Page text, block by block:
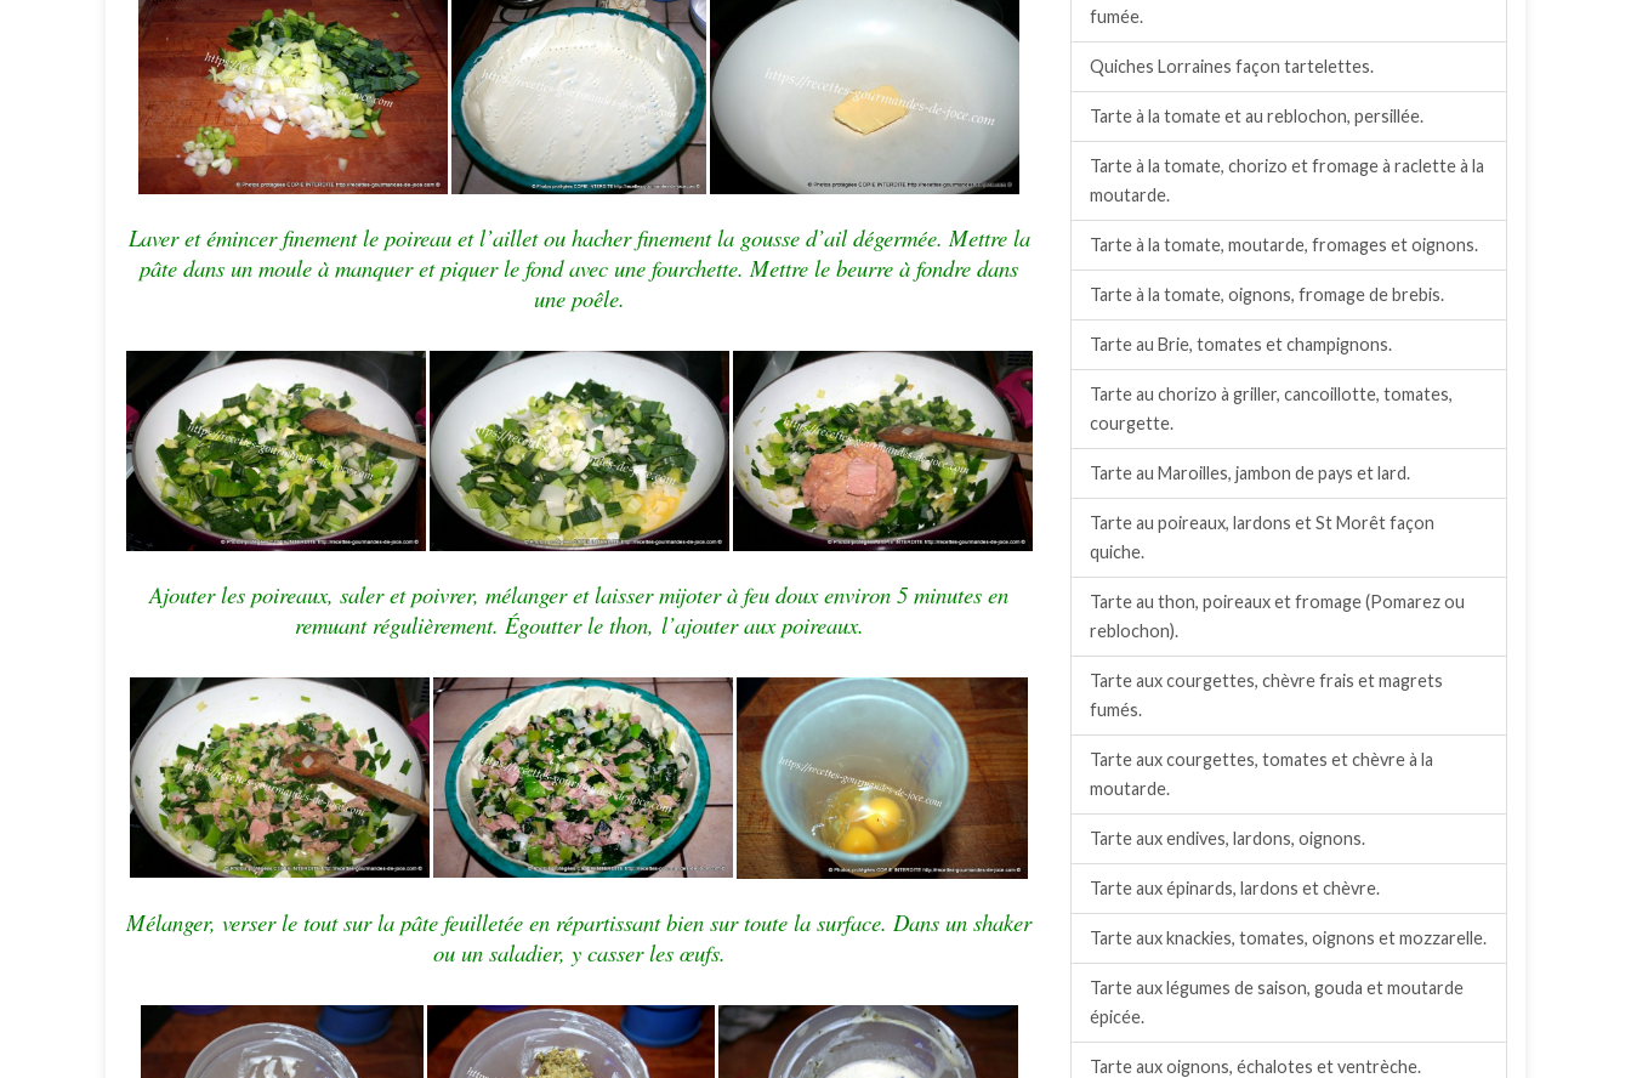
Laver et émincer finement le poireau et l’aillet ou hacher finement la gousse d’ail dégermée. Mettre la
pâte dans un moule à manquer et piquer le fond avec une fourchette. Mettre le beurre à fondre dans
une poêle.
Ajouter les poireaux, saler et poivrer, mélanger et laisser mijoter à feu doux environ 5 minutes en
remuant régulièrement. Égoutter le thon, l’ajouter aux poireaux.
Mélanger, verser le tout sur la pâte feuilletée en répartissant bien sur toute la surface. Dans un shaker
ou un saladier, y casser les œufs.
fumée.
Quiches Lorraines façon tartelettes.
Tarte à la tomate et au reblochon, persillée.
Tarte à la tomate, chorizo et fromage à raclette à la
moutarde.
Tarte à la tomate, moutarde, fromages et oignons.
Tarte à la tomate, oignons, fromage de brebis.
Tarte au Brie, tomates et champignons.
Tarte au chorizo à griller, cancoillotte, tomates,
courgette.
Tarte au Maroilles, jambon de pays et lard.
Tarte au poireaux, lardons et St Morêt façon
quiche.
Tarte au thon, poireaux et fromage (Pomarez ou
reblochon).
Tarte aux courgettes, chèvre frais et magrets
fumés.
Tarte aux courgettes, tomates et chèvre à la
moutarde.
Tarte aux endives, lardons, oignons.
Tarte aux épinards, lardons et chèvre.
Tarte aux knackies, tomates, oignons et mozzarelle.
Tarte aux légumes de saison, gouda et moutarde
épicée.
Tarte aux oignons, échalotes et ventrèche.